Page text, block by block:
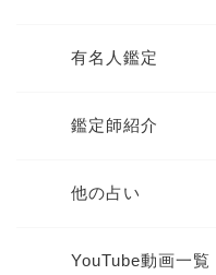
有名人鑑定
鑑定師紹介
他の占い
YouTube動画一覧